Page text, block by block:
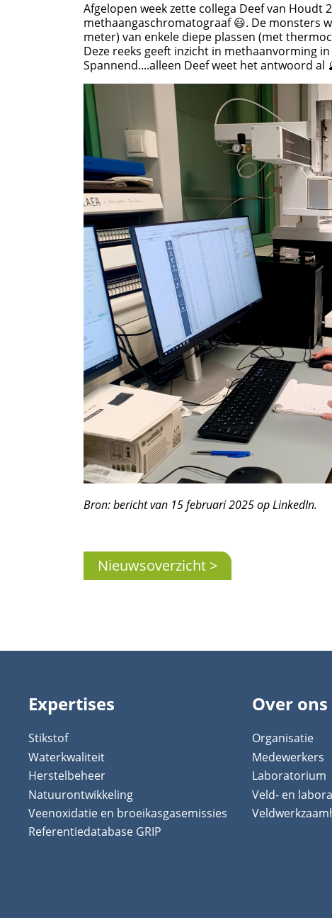
Afgelopen week zette collega Deef van Houdt
methaangaschromatograaf 😃. De monsters
meter) van enkele diepe plassen (met
Deze reeks geeft inzicht in methaanvorming
Spannend....alleen Deef weet het antwoord al
Bron: bericht van 15 februari 2025 op LinkedIn.
Nieuwsoverzicht
Expertises
Stikstof
Waterkwaliteit
Herstelbeheer
Natuurontwikkeling
Veenoxidatie en broeikasgasemissies
Referentiedatabase GRIP
Over ons
Organisatie
Medewerkers
Laboratorium
Veld- en